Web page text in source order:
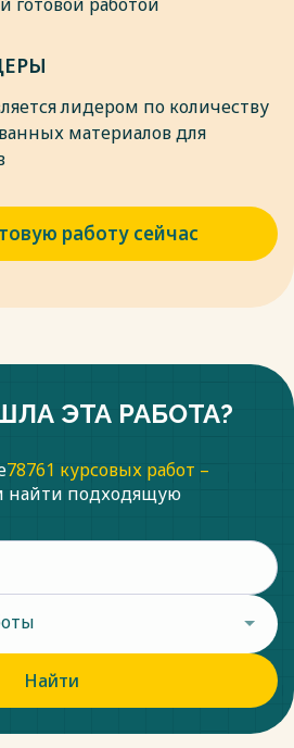
лидером по количеству
материалов для
работу сейчас
ЭТА РАБОТА?
78761 курсовых работ –
найти подходящую
Найти